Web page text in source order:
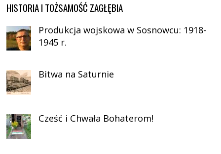
HISTORIA I TOŻSAMOŚĆ ZAGŁĘBIA
Produkcja wojskowa w Sosnowcu: 1918-
1945 r.
Bitwa na Saturnie
Cześć i Chwała Bohaterom!